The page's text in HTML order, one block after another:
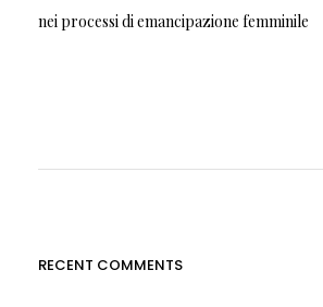
nei processi di emancipazione femminile
RECENT COMMENTS